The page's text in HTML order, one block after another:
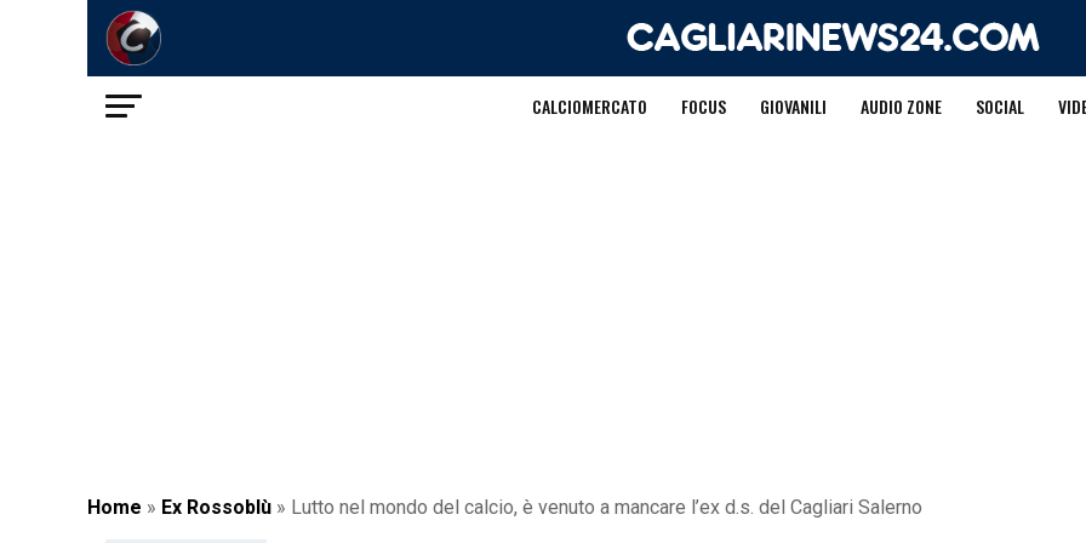
CALCIOMERCATO FOCUS GIOVANILI AUDIO ZONE SOCIAL
Home » Ex Rossoblù » Lutto nel mondo del calcio, è venuto a mancare l’ex d.s. del Cagliari Salerno